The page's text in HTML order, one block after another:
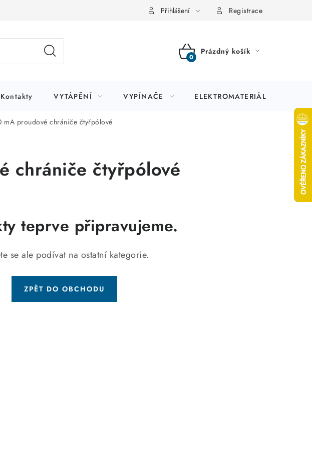
Přihlášení Registrace
NÁKUPNÍ
Prázdný košík
Kontakty VYTÁPĚNÍ VYPÍNAČE ELEKTROMATERIÁL
mA proudové chrániče čtyřpólové
chrániče čtyřpólové
teprve připravujeme.
se ale podívat na ostatní kategorie.
ZPĚT DO OBCHODU